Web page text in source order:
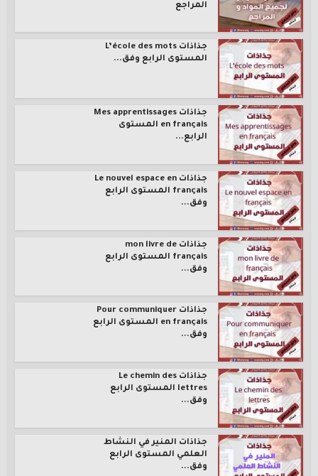
المراجع
جذاذات L’école des mots
المستوى الرابع وفق...
جذاذات Mes apprentissages
en français المستوى
الرابع...
جذاذات Le nouvel espace en
français المستوى الرابع
وفق...
جذاذات mon livre de
français المستوى الرابع
وفق...
جذاذات Pour communiquer
en français المستوى الرابع
وفق...
جذاذات Le chemin des
lettres المستوى الرابع
وفق...
جذاذات المنير في النشاط
العلمي المستوى الرابع
وفق...